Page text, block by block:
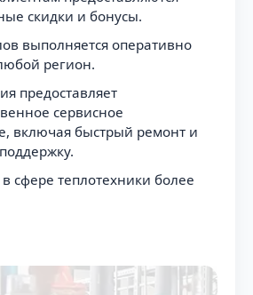
скидки и бонусы.
выполняется оперативно
регион.
предоставляет
сервисное
включая быстрый ремонт и
сфере теплотехники более